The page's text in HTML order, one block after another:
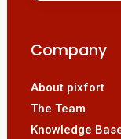
Company
About pixfort
The Team
Knowledge